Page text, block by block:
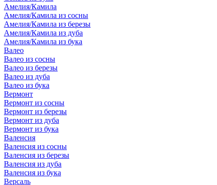
Амелия/Камила
Амелия/Камила из сосны
Амелия/Камила из березы
Амелия/Камила из дуба
Амелия/Камила из бука
Валео
Валео из сосны
Валео из березы
Валео из дуба
Валео из бука
Вермонт
Вермонт из сосны
Вермонт из березы
Вермонт из дуба
Вермонт из бука
Валенсия
Валенсия из сосны
Валенсия из березы
Валенсия из дуба
Валенсия из бука
Версаль